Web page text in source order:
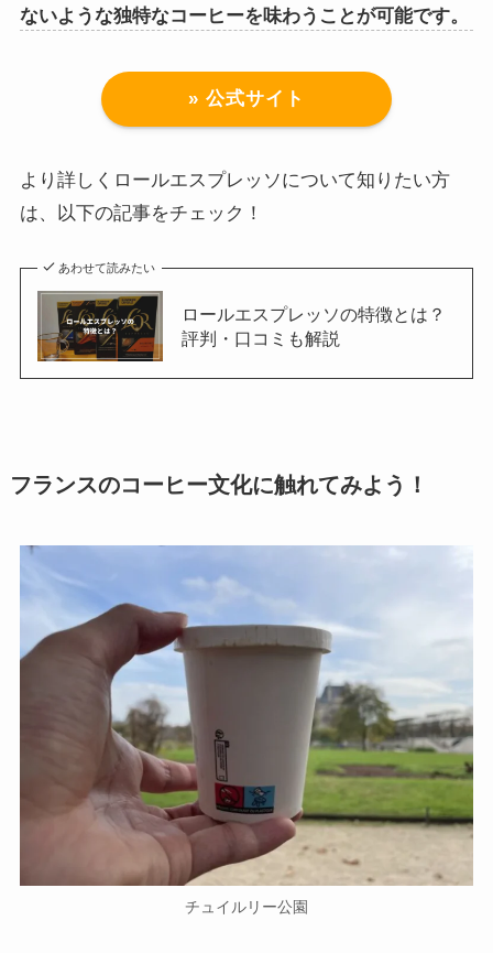
ないような独特なコーヒーを味わうことが可能です。
» 公式サイト
より詳しくロールエスプレッソについて知りたい方
は、以下の記事をチェック！
あわせて読みたい
ロールエスプレッソの特徴とは？
評判・口コミも解説
フランスのコーヒー文化に触れてみよう！
チュイルリー公園